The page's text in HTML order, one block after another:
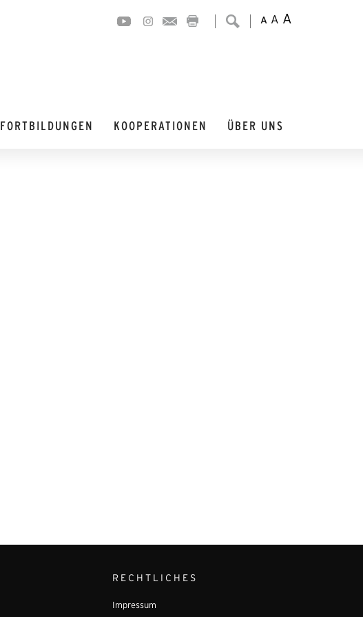
A A A
FORTBILDUNGEN KOOPERATIONEN ÜBER UNS
RECHTLICHES
Impressum